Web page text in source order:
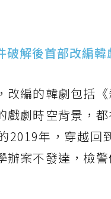
破解後首部改編
編的韓劇包括
戲劇時空背景，
2019年，穿越回
案不發達，檢